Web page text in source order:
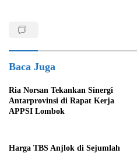
Baca Juga
Ria Norsan Tekankan Sinergi
Antarprovinsi di Rapat Kerja
APPSI Lombok
Harga TBS Anjlok di Sejumlah